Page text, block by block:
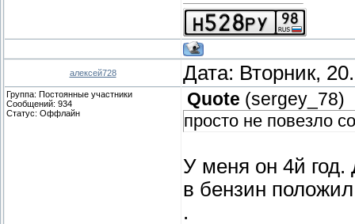
алексей728 Дата: Вторник,
Группа: Постоянные участники
Сообщений: 934
Статус: Оффлайн
Quote (sergey_78)
просто не повезло
У меня он 4й год.
в бензин
.